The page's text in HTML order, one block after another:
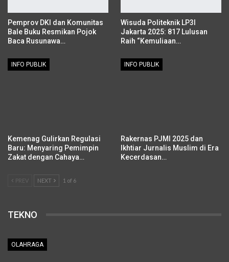
Pemprov DKI dan Komunitas
Bale Buku Resmikan Pojok
Baca Rusunawa…
Wisuda Politeknik LP3I
Jakarta 2025: 817 Lulusan
Raih “Kemuliaan…
INFO PUBLIK
Kemenag Gulirkan Regulasi
Baru: Menyaring Pemimpin
Zakat dengan Cahaya…
INFO PUBLIK
Rakernas PJMI 2025 dan
Ikhtiar Jurnalis Muslim di Era
Kecerdasan…
PREV NEXT 1 of 6
TEKNO
OLAHRAGA